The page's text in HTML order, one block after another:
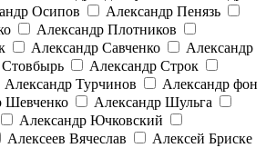
Осипов
Александр Пенязь
Александр Плотников
Александр Савченко
Александр
Александр Строк
Александр Турчинов
Александр фон
Шевченко
Александр Шульга
Александр Ючковский
Алексеев Вячеслав
Алексей Бриске